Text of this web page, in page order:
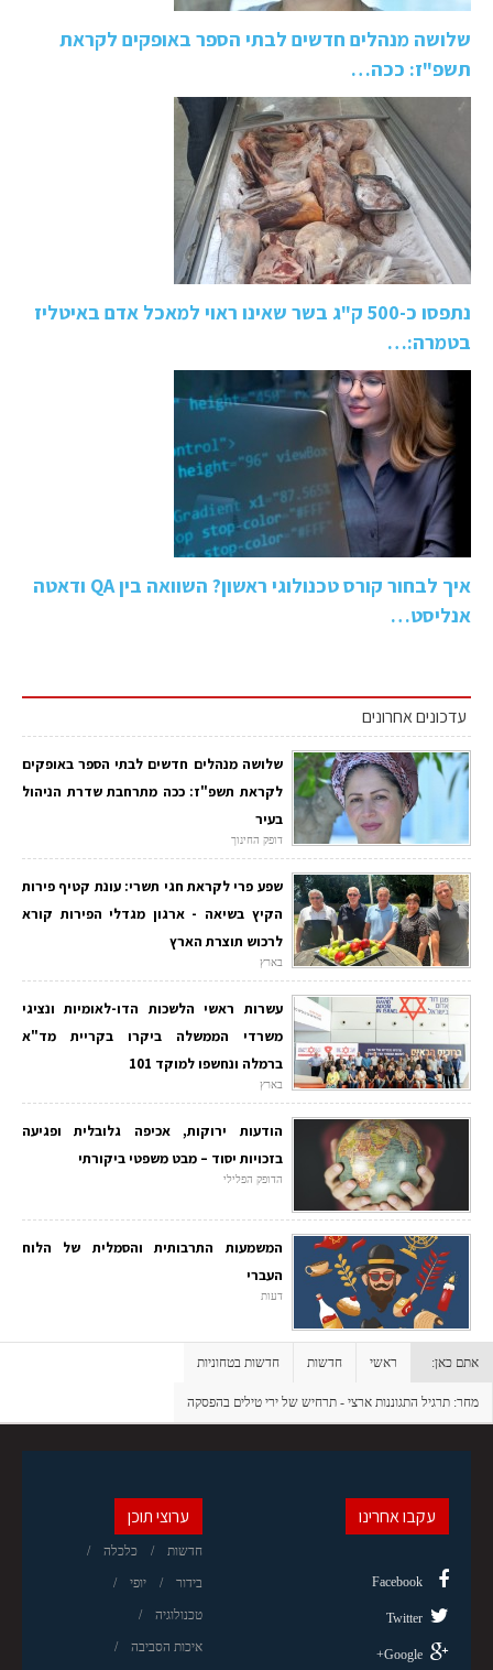
שלושה מנהלים חדשים לבתי הספר באופקים לקראת
תשפ"ז: ככה…
נתפסו כ-500 ק"ג בשר שאינו ראוי למאכל אדם באיטליז
בטמרה:…
איך לבחור קורס טכנולוגי ראשון? השוואה בין QA ודאטה
אנליסט…
עדכונים אחרונים
שלושה מנהלים חדשים לבתי הספר באופקים
לקראת תשפ"ז: ככה מתרחבת שדרת הניהול
בעיר
דופק החינוך
שפע פרי לקראת חגי תשרי: עונת קטיף פירות
הקיץ בשיאה - ארגון מגדלי הפירות קורא
לרכוש תוצרת הארץ
בארץ
עשרות ראשי הלשכות הדו-לאומיות ונציגי
משרדי הממשלה ביקרו בקריית מד"א
ברמלה ונחשפו למוקד 101
בארץ
הודעות ירוקות, אכיפה גלובלית ופגיעה
בזכויות יסוד – מבט משפטי ביקורתי
הדופק הפלילי
המשמעות התרבותית והסמלית של הלוח
העברי
דעות
אתם כאן: ראשי חדשות חדשות בטחוניות
מחר: תרגיל התגוננות ארצי - תרחיש של ירי טילים בהפסקה
ערוצי תוכן
חדשות כלכלה
בידור יופי
טכנולוגיה
איכות הסביבה
עקבו אחרינו
Facebook
Twitter
Google+